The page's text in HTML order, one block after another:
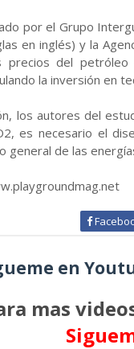
por el Grupo
en inglés) y la
del petróleo
la inversión en
los autores del
es necesario el
general de las
en
mas